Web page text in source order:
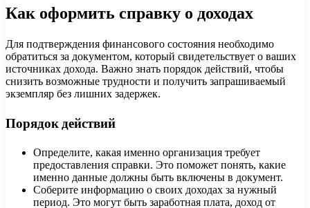
Как оформить справку о доходах
Для подтверждения финансового состояния необходимо
обратиться за документом, который свидетельствует о ваших
источниках дохода. Важно знать порядок действий, чтобы
снизить возможные трудности и получить запрашиваемый
экземпляр без лишних задержек.
Порядок действий
Определите, какая именно организация требует
предоставления справки. Это поможет понять, какие
именно данные должны быть включены в документ.
Соберите информацию о своих доходах за нужный
период. Это могут быть заработная плата, доход от